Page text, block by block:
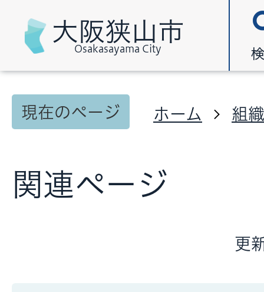
大阪狭山市
Osakasayama City
現在のページ ホーム 組
関連ページ
更